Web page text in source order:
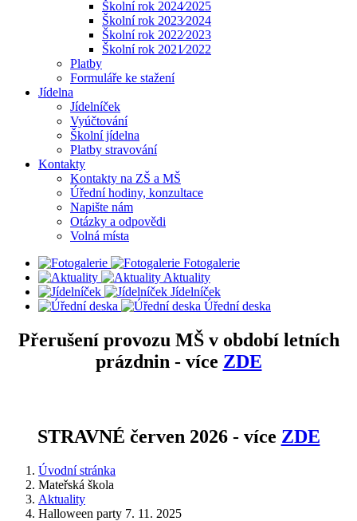
Školní rok 2024⁄2025
Školní rok 2023⁄2024
Školní rok 2022⁄2023
Školní rok 2021⁄2022
Platby
Formuláře ke stažení
Jídelna
Jídelníček
Vyúčtování
Školní jídelna
Platby stravování
Kontakty
Kontakty na ZŠ a MŠ
Úřední hodiny, konzultace
Napište nám
Otázky a odpovědi
Volná místa
Fotogalerie
Aktuality
Jídelníček
Úřední deska
Přerušení provozu MŠ v období letních
prázdnin - více ZDE
STRAVNÉ červen 2026 - více ZDE
Úvodní stránka
Mateřská škola
Aktuality
Halloween party 7. 11. 2025